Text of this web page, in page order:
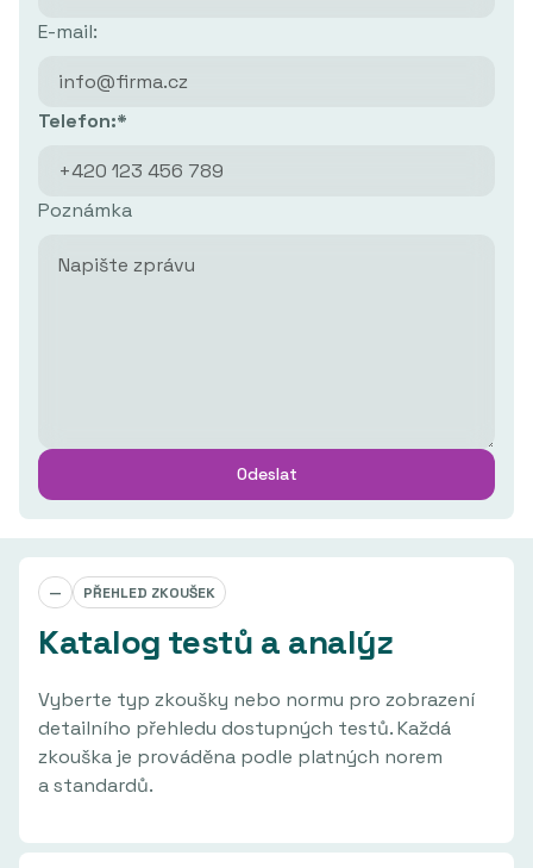
E-mail:
Telefon:*
Poznámka
— PŘEHLED ZKOUŠEK
Katalog testů a analýz
Vyberte typ zkoušky nebo normu pro zobrazení
detailního přehledu dostupných testů. Každá
zkouška je prováděna podle platných norem
a standardů.